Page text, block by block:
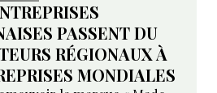
PASSENT DU
RÉGIONAUX À
MONDIALES